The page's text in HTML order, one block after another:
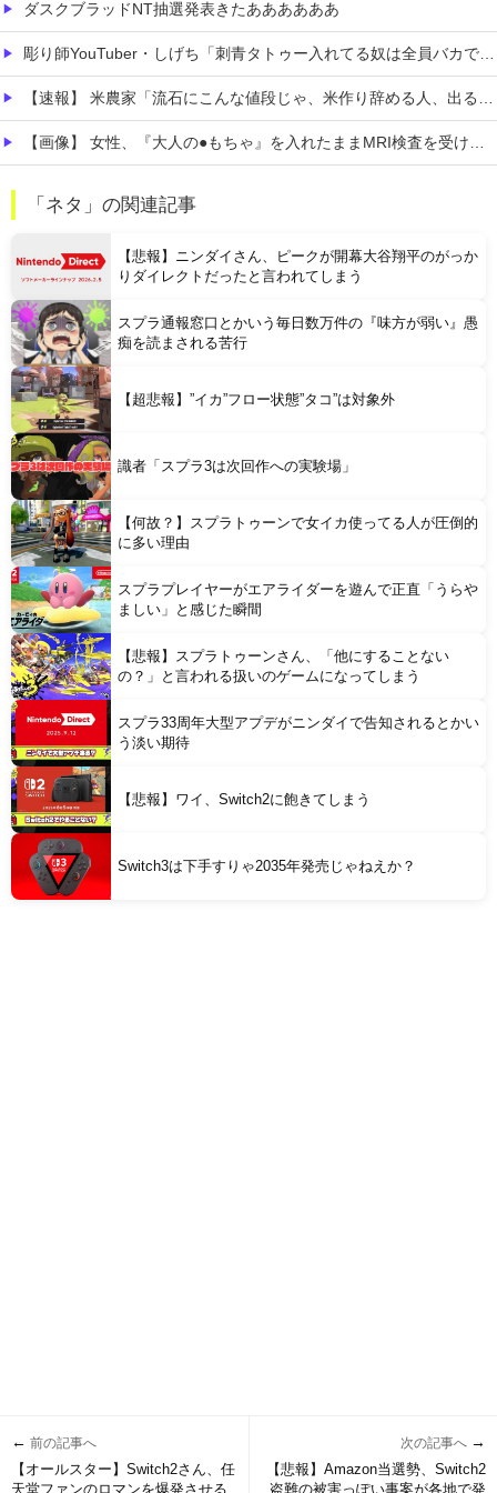
ダスクブラッドNT抽選発表きたああああああ
彫り師YouTuber・しげち「刺青タトゥー入れてる奴は全員バカです」「すごい民度低い」「5000円好きなんすよ、バカって」
【速報】 米農家「流石にこんな値段じゃ、米作り辞める人、出るんじゃないかなあ？？」
【画像】 女性、『大人の●もちゃ』を入れたままMRI検査を受けた結果 →
Powered by livedoor 相互RSS
「ネタ」の関連記事
【悲報】ニンダイさん、ピークが開幕大谷翔平のがっか
りダイレクトだったと言われてしまう
スプラ通報窓口とかいう毎日数万件の『味方が弱い』愚
痴を読まされる苦行
【超悲報】”イカ”フロー状態”タコ”は対象外
識者「スプラ3は次回作への実験場」
【何故？】スプラトゥーンで女イカ使ってる人が圧倒的
に多い理由
スプラプレイヤーがエアライダーを遊んで正直「うらや
ましい」と感じた瞬間
【悲報】スプラトゥーンさん、「他にすることない
の？」と言われる扱いのゲームになってしまう
スプラ33周年大型アプデがニンダイで告知されるとかい
う淡い期待
【悲報】ワイ、Switch2に飽きてしまう
Switch3は下手すりゃ2035年発売じゃねえか？
← 前の記事へ
【オールスター】Switch2さん、任
天堂ファンのロマンを爆発させる
次の記事へ →
【悲報】Amazon当選勢、Switch2
盗難の被害っぽい事案が各地で発